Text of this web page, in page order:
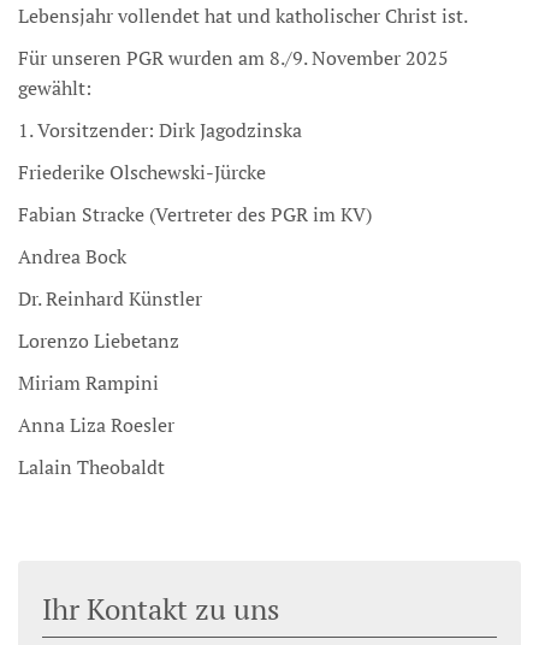
Lebensjahr vollendet hat und katholischer Christ ist.
Für unseren PGR wurden am 8./9. November 2025
gewählt:
1. Vorsitzender: Dirk Jagodzinska
Friederike Olschewski-Jürcke
Fabian Stracke (Vertreter des PGR im KV)
Andrea Bock
Dr. Reinhard Künstler
Lorenzo Liebetanz
Miriam Rampini
Anna Liza Roesler
Lalain Theobaldt
Ihr Kontakt zu uns